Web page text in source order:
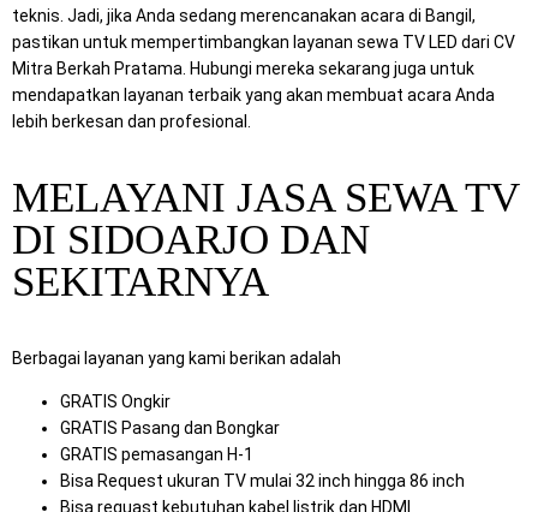
teknis. Jadi, jika Anda sedang merencanakan acara di Bangil,
pastikan untuk mempertimbangkan layanan sewa TV LED dari CV
Mitra Berkah Pratama. Hubungi mereka sekarang juga untuk
mendapatkan layanan terbaik yang akan membuat acara Anda
lebih berkesan dan profesional.
MELAYANI JASA SEWA TV
DI SIDOARJO DAN
SEKITARNYA
Berbagai layanan yang kami berikan adalah
GRATIS Ongkir
GRATIS Pasang dan Bongkar
GRATIS pemasangan H-1
Bisa Request ukuran TV mulai 32 inch hingga 86 inch
Bisa requast kebutuhan kabel listrik dan HDMI